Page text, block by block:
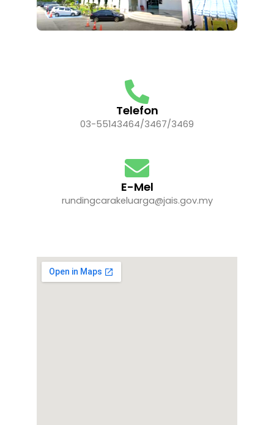
Telefon
03-55143464/3467/3469
E-Mel
rundingcarakeluarga@jais.gov.my